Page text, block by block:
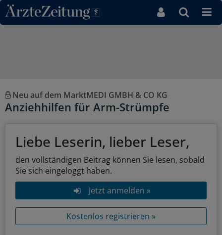
Direkt zum Inhaltsbereich
Neu auf dem MarktMEDI GMBH & CO KG
Anziehhilfen für Arm-Strümpfe
Liebe Leserin, lieber Leser,
den vollständigen Beitrag können Sie lesen, sobald
Sie sich eingeloggt haben.
Jetzt anmelden »
Kostenlos registrieren »